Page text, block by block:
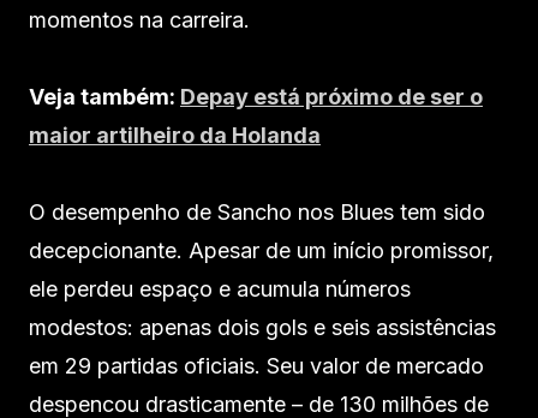
momentos na carreira.
Veja também: Depay está próximo de ser o
maior artilheiro da Holanda
O desempenho de Sancho nos Blues tem sido
decepcionante. Apesar de um início promissor,
ele perdeu espaço e acumula números
modestos: apenas dois gols e seis assistências
em 29 partidas oficiais. Seu valor de mercado
despencou drasticamente – de 130 milhões de